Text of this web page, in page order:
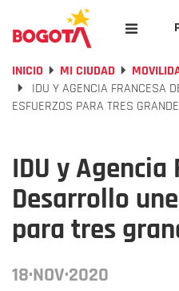
INICIO MI CIUDAD
IDU Y AGENCIA FRANCESA
ESFUERZOS PARA TRES
IDU y Agencia
Desarrollo
para tres
18·NOV·2020